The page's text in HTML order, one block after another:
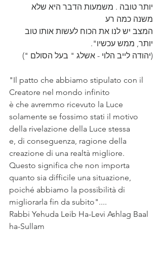
יותר טובה . משמעות הדבר היא שלא
משנה כמה רע
המצב יש לנו את הכוח לעשות אותו טוב
יותר, ממש עכשיו".
(יהודה לייב הלוי - אשלג " בעל הסולם ")
"Il patto che abbiamo stipulato con il
Creatore nel mondo infinito
è che avremmo ricevuto la Luce
solamente se fossimo stati il motivo
della rivelazione della Luce stessa
e, di conseguenza, ragione della
creazione di una realtà migliore.
Questo significa che non importa
quanto sia difficile una situazione,
poiché abbiamo la possibilità di
migliorarla fin da subito"....
Rabbi Yehuda Leib Ha-Levi Ashlag Baal
ha-Sullam